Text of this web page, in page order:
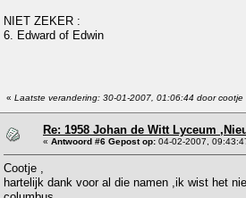
NIET ZEKER :
6. Edward of Edwin
« Laatste verandering: 30-01-2007, 01:06:44 door cootje
Re: 1958 Johan de Witt Lyceum
« Antwoord #6 Gepost op: 04-02-2007,
Cootje ,
hartelijk dank voor al die namen ,ik wist het